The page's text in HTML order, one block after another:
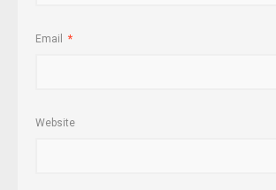
Email *
Website